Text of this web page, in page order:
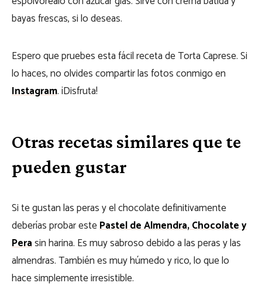
bayas frescas, si lo deseas.
Espero que pruebes esta fácil receta de Torta Caprese. Si
lo haces, no olvides compartir las fotos conmigo en
Instagram. ¡Disfruta!
Otras recetas similares que te
pueden gustar
Si te gustan las peras y el chocolate definitivamente
deberías probar estePastel de Almendra, Chocolate y
Perasin harina. Es muy sabroso debido a las peras y las
almendras. También es muy húmedo y rico, lo que lo
hace simplemente irresistible.